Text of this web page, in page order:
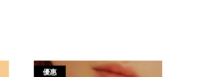
優惠